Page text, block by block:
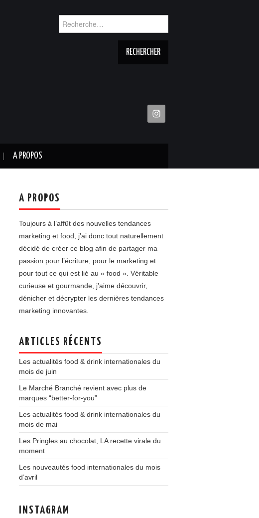
A PROPOS
A PROPOS
Toujours à l’affût des nouvelles tendances
marketing et food, j’ai donc tout naturellement
décidé de créer ce blog afin de partager ma
passion pour l’écriture, pour le marketing et
pour tout ce qui est lié au « food ». Véritable
curieuse et gourmande, j’aime découvrir,
dénicher et décrypter les dernières tendances
marketing innovantes.
ARTICLES RÉCENTS
Les actualités food & drink internationales du
mois de juin
Le Marché Branché revient avec plus de
marques “better-for-you”
Les actualités food & drink internationales du
mois de mai
Les Pringles au chocolat, LA recette virale du
moment
Les nouveautés food internationales du mois
d’avril
INSTAGRAM